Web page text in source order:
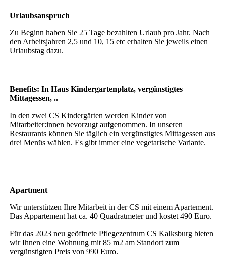
Urlaubsanspruch
Zu Beginn haben Sie 25 Tage bezahlten Urlaub pro Jahr. Nach
den Arbeitsjahren 2,5 und 10, 15 etc erhalten Sie jeweils einen
Urlaubstag dazu.
Benefits: In Haus Kindergartenplatz, vergünstigtes
Mittagessen, ..
In den zwei CS Kindergärten werden Kinder von
Mitarbeiter:innen bevorzugt aufgenommen. In unseren
Restaurants können Sie täglich ein vergünstigtes Mittagessen aus
drei Menüs wählen. Es gibt immer eine vegetarische Variante.
Apartment
Wir unterstützen Ihre Mitarbeit in der CS mit einem Apartement.
Das Appartement hat ca. 40 Quadratmeter und kostet 490 Euro.
Für das 2023 neu geöffnete Pflegezentrum CS Kalksburg bieten
wir Ihnen eine Wohnung mit 85 m2 am Standort zum
vergünstigten Preis von 990 Euro.